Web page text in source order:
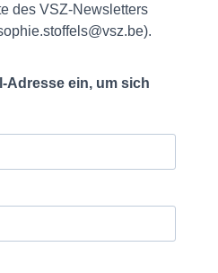
des VSZ-Newsletters
Adresse ein, um sich